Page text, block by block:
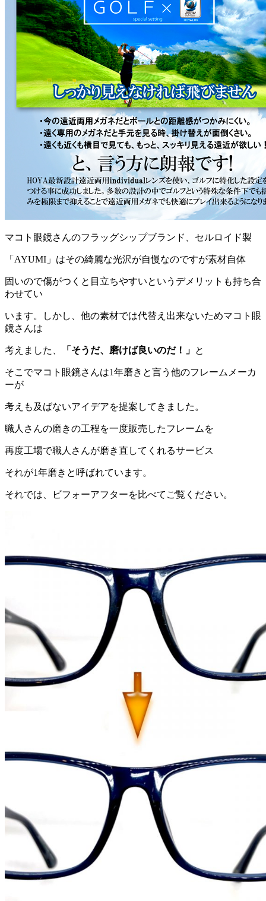
マコト眼鏡さんのフラッグシップブランド、セルロイド製
「AYUMI」はその綺麗な光沢が自慢なのですが素材自体
固いので傷がつくと目立ちやすいというデメリットも持ち合
わせてい
います。しかし、他の素材では代替え出来ないためマコト眼
鏡さんは
考えました、 「そうだ、磨けば良いのだ！」 と
そこでマコト眼鏡さんは1年磨きと言う他のフレームメーカ
ーが
考えも及ばないアイデアを提案してきました。
職人さんの磨きの工程を一度販売したフレームを
再度工場で職人さんが磨き直してくれるサービス
それが1年磨きと呼ばれています。
それでは、ビフォーアフターを比べてご覧ください。